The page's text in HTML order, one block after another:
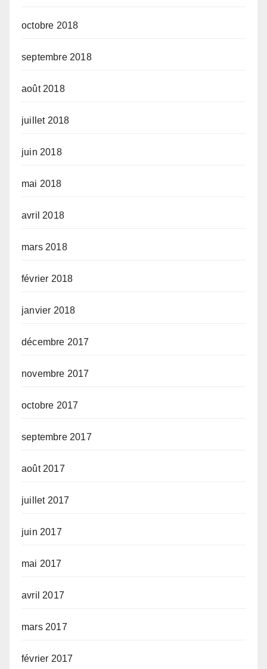
octobre 2018
septembre 2018
août 2018
juillet 2018
juin 2018
mai 2018
avril 2018
mars 2018
février 2018
janvier 2018
décembre 2017
novembre 2017
octobre 2017
septembre 2017
août 2017
juillet 2017
juin 2017
mai 2017
avril 2017
mars 2017
février 2017